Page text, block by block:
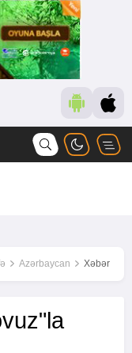
Azərbaycan Xəbər